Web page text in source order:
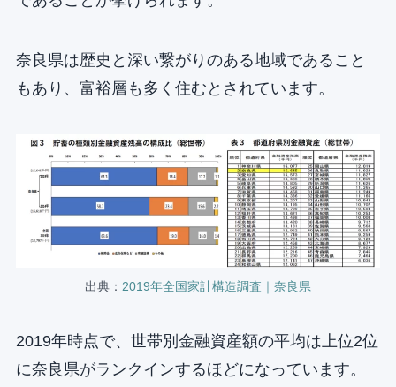
奈良県は歴史と深い繋がりのある地域であること
もあり、富裕層も多く住むとされています。
出典： 2019年全国家計構造調査｜奈良県
2019年時点で、世帯別金融資産額の平均は上位2位
に奈良県がランクインするほどになっています。